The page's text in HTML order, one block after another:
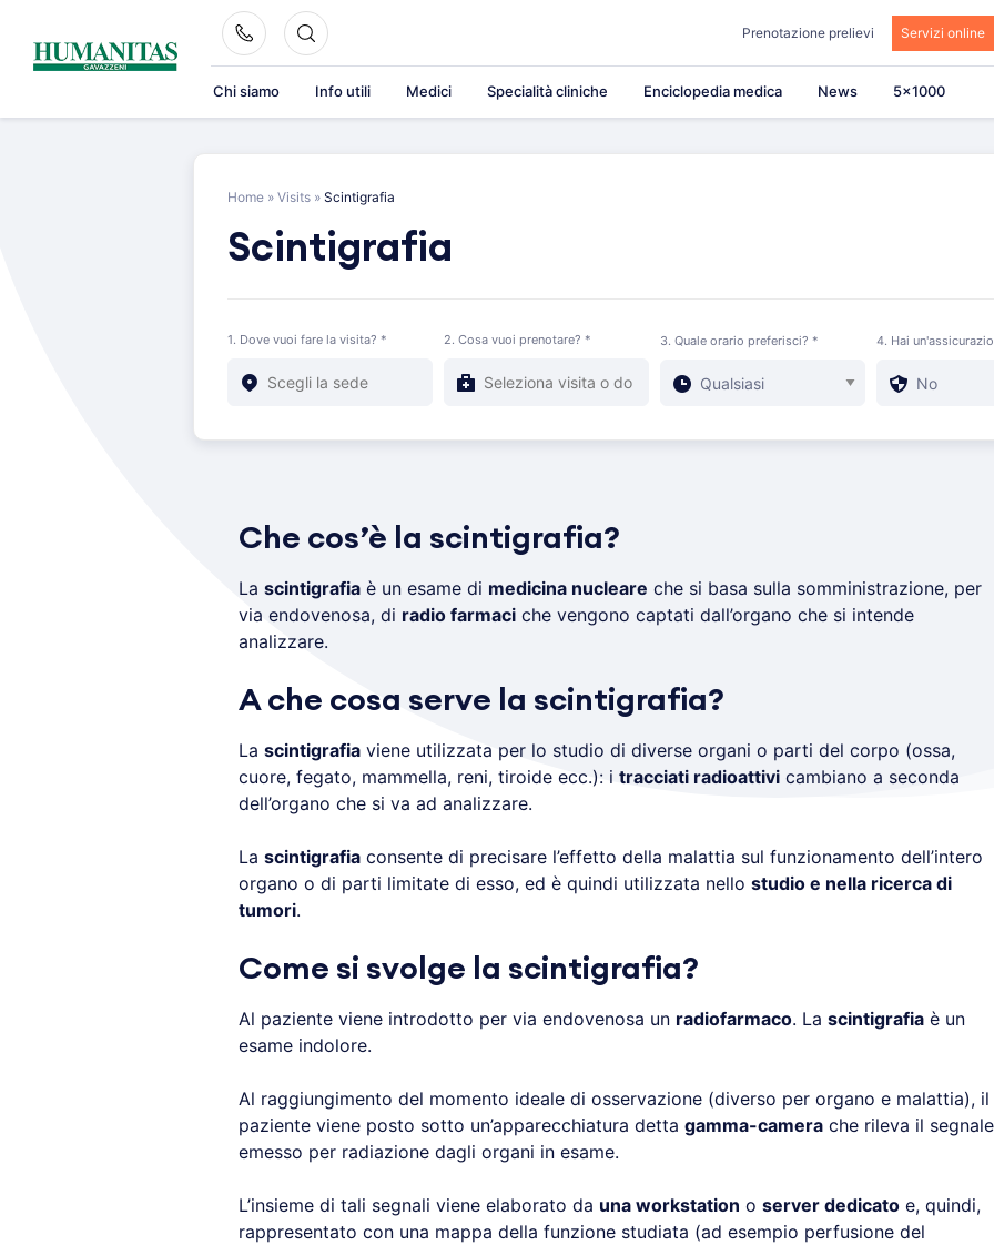
content
Prenotazione prelievi Servizi online
Chi siamo Info utili Medici Specialità cliniche Enciclopedia medica News 5×1000
Home » Visits » Scintigrafia
Scintigrafia
1. Dove vuoi fare la visita? * 2. Cosa vuoi prenotare? * 3. Quale orario preferisci? * 4. Hai
Che cos’è la scintigrafia?
La scintigrafiaè un esame di medicina nucleare che si basa sulla somministrazione, per
via endovenosa, di radio farmaciche vengono captati dall’organo che si intende
analizzare.
A che cosa serve la scintigrafia?
La scintigrafiaviene utilizzata per lo studio di diverse organi o parti del corpo (ossa,
cuore, fegato, mammella, reni, tiroide ecc.): i tracciati radioattivicambiano a seconda
dell’organo che si va ad analizzare.
La scintigrafiaconsente di precisare l’effetto della malattia sul funzionamento dell’intero
organo o di parti limitate di esso, ed è quindi utilizzata nello studio e nella ricerca di
tumori.
Come si svolge la scintigrafia?
Al paziente viene introdotto per via endovenosa un radiofarmaco. La scintigrafiaè un
esame indolore.
Al raggiungimento del momento ideale di osservazione (diverso per organo e malattia), il
paziente viene posto sotto un’apparecchiatura detta gamma-camerache rileva il segnale
emesso per radiazione dagli organi in esame.
L’insieme di tali segnali viene elaborato da una workstation o server dedicatoe, quindi,
rappresentato con una mappa della funzione studiata (ad esempio perfusione del